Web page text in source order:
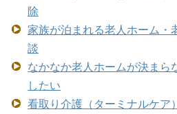
除
家族が泊まれる老人ホーム
談
なかなか老人ホームが決まら
したい
看取り介護（ターミナルケア